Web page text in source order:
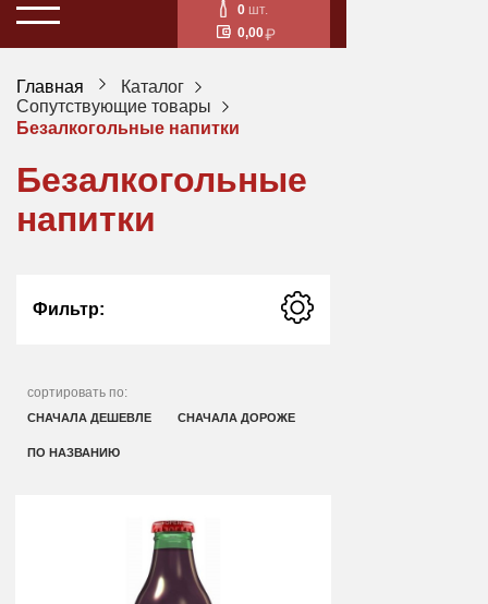
0 шт.
0,00
Главная
Каталог
Сопутствующие товары
Безалкогольные напитки
Безалкогольные
напитки
Фильтр:
сортировать по:
СНАЧАЛА ДЕШЕВЛЕ СНАЧАЛА ДОРОЖЕ
ПО НАЗВАНИЮ